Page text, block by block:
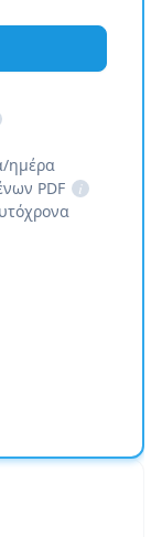
ημέρα
PDF
i